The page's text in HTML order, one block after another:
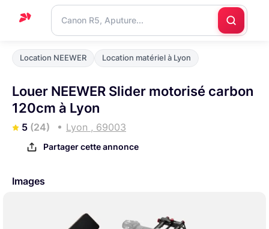
Accueil
Blog
Nous
contacter
Location NEEWER Location matériel à Lyon
Louer NEEWER Slider motorisé carbon
120cm à Lyon
5 (24) Lyon , 69003
Partager cette annonce
Images